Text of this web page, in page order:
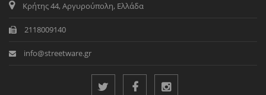
Κρήτης 44, Αργυρούπολη, Ελλάδα
2118009140
info@streetware.gr